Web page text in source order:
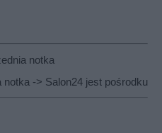
notka
notka -> Salon24 jest pośrodku